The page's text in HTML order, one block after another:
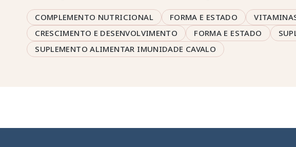
COMPLEMENTO NUTRICIONAL FORMA E ESTADO
CRESCIMENTO E DESENVOLVIMENTO
FORMA E ESTADO
SUPLEMENTO ALIMENTAR IMUNIDADE CAVALO